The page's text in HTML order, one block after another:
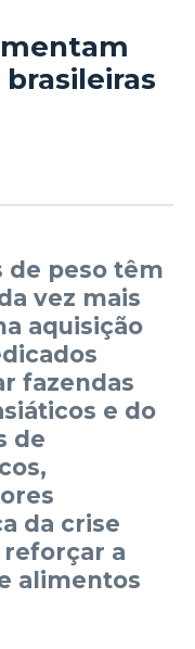
de peso têm
vez mais
aquisição
fazendas
e do
de
da crise
a
alimentos